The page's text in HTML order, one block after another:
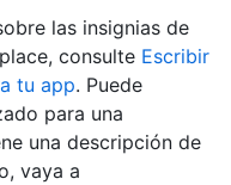
las insignias de
consulte Escribir
tu app. Puede
para una
una descripción de
vaya a